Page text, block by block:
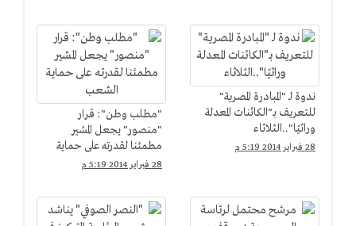
ندوة لـ "المبادرة المصرية"
للتعريف بـ"الكائنات المعدلة
وراثيًا"..الثلاثاء
28 فبراير 2014 5:19 م
"مطلب وطن": قرار
"منصور" يجعل المشير
مطمئنا لقدرته على حماية
الشعب
28 فبراير 2014 5:19 م